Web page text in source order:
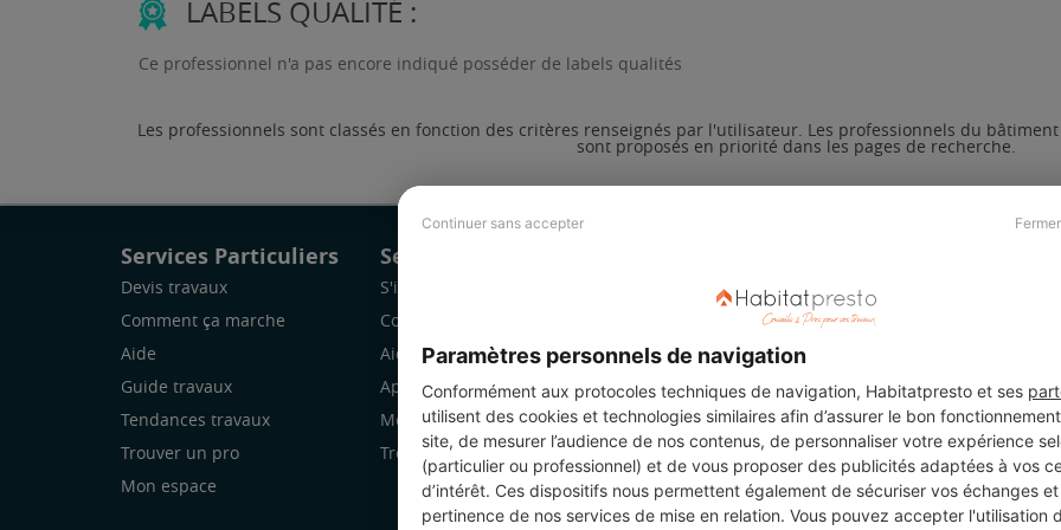
Continuer sans accepter
Paramètres personnels de navigation
Conformément aux protocoles techniques de navigation, Habitatpresto et ses
utilisent des cookies et technologies similaires afin d’assurer le bon
site, de mesurer l’audience de nos contenus, de personnaliser votre expérience
(particulier ou professionnel) et de vous proposer des publicités adaptées à vos
d’intérêt. Ces dispositifs nous permettent également de sécuriser vos échanges
pertinence de nos services de mise en relation. Vous pouvez accepter l'utilisation
LABELS QUALITÉ :
Ce professionnel n'a pas encore indiqué posséder de labels qualités
Les professionnels sont classés en fonction des critères renseignés par l'utilisateur. Les professionnels du
sont proposés en priorité dans les pages de recherche.
Services Particuliers
Devis travaux
Comment ça marche
Aide
Guide travaux
Tendances travaux
Trouver un pro
Mon espace
Services Pro
S'inscrire
Comment ça marche
Aide
Application Mobile
Mon espace
Trouver des chantiers
Revue de presse
Légal
Charte cookies